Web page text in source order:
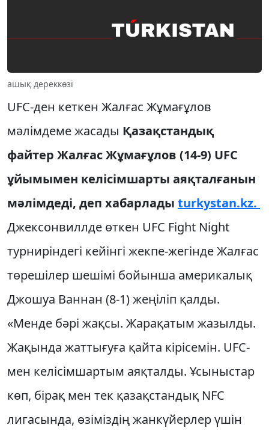
ашық дереккөзі
UFC-ден кеткен Жалғас Жұмағұлов
мәлімдеме жасады Қазақстандық
файтер Жалғас Жұмағұлов (14-9) UFC
ұйымымен келісімшарты аяқталғанын
мәлімдеді, деп хабарлады turkystan.kz.
Джексонвиллде өткен UFC Fight Night
турниріндегі кейінгі жекпе-жегінде Жалғас
төрешілер шешімі бойынша америкалық
Джошуа Ваннан (8-1) жеңіліп қалды.
«Менде бәрі жақсы. Жарақатым жазылды.
Жақында жаттығуға қайта кірісемін. UFC-
мен келісімшартым аяқталды. Ұсыныстар
көп, бірақ мен тек қазақстандық NFC
лигасында, өзіміздің жанкүйерлер үшін